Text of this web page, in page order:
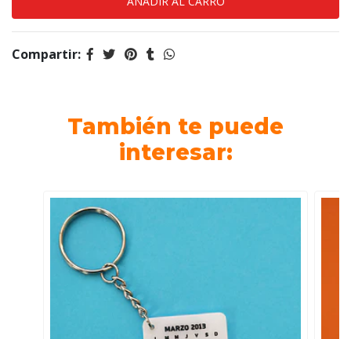
Compartir:
También te puede
interesar: